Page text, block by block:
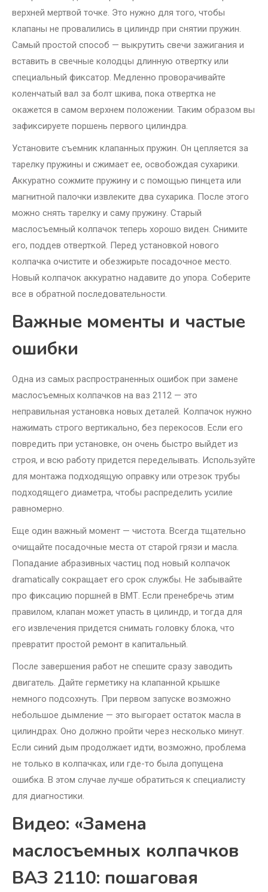
верхней мертвой точке. Это нужно для того, чтобы
клапаны не провалились в цилиндр при снятии пружин.
Самый простой способ — выкрутить свечи зажигания и
вставить в свечные колодцы длинную отвертку или
специальный фиксатор. Медленно проворачивайте
коленчатый вал за болт шкива, пока отвертка не
окажется в самом верхнем положении. Таким образом вы
зафиксируете поршень первого цилиндра.
Установите съемник клапанных пружин. Он цепляется за
тарелку пружины и сжимает ее, освобождая сухарики.
Аккуратно сожмите пружину и с помощью пинцета или
магнитной палочки извлеките два сухарика. После этого
можно снять тарелку и саму пружину. Старый
маслосъемный колпачок теперь хорошо виден. Снимите
его, поддев отверткой. Перед установкой нового
колпачка очистите и обезжирьте посадочное место.
Новый колпачок аккуратно надавите до упора. Соберите
все в обратной последовательности.
Важные моменты и частые
ошибки
Одна из самых распространенных ошибок при замене
маслосъемных колпачков на ваз 2112 — это
неправильная установка новых деталей. Колпачок нужно
нажимать строго вертикально, без перекосов. Если его
повредить при установке, он очень быстро выйдет из
строя, и всю работу придется переделывать. Используйте
для монтажа подходящую оправку или отрезок трубы
подходящего диаметра, чтобы распределить усилие
равномерно.
Еще один важный момент — чистота. Всегда тщательно
очищайте посадочные места от старой грязи и масла.
Попадание абразивных частиц под новый колпачок
dramatically сокращает его срок службы. Не забывайте
про фиксацию поршней в ВМТ. Если пренебречь этим
правилом, клапан может упасть в цилиндр, и тогда для
его извлечения придется снимать головку блока, что
превратит простой ремонт в капитальный.
После завершения работ не спешите сразу заводить
двигатель. Дайте герметику на клапанной крышке
немного подсохнуть. При первом запуске возможно
небольшое дымление — это выгорает остаток масла в
цилиндрах. Оно должно пройти через несколько минут.
Если синий дым продолжает идти, возможно, проблема
не только в колпачках, или где-то была допущена
ошибка. В этом случае лучше обратиться к специалисту
для диагностики.
Видео: «Замена
маслосъемных колпачков
ВАЗ 2110: пошаговая